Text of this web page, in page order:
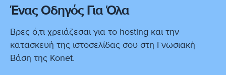
Ένας Οδηγός Για Όλα
Βρες ό,τι χρειάζεσαι για το hosting και την
κατασκευή της ιστοσελίδας σου στη Γνωσιακή
Βάση της Konet.